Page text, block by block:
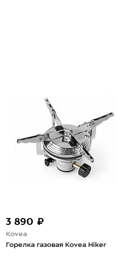
3 890 ₽
Kovea
Горелка газовая Kovea Hiker